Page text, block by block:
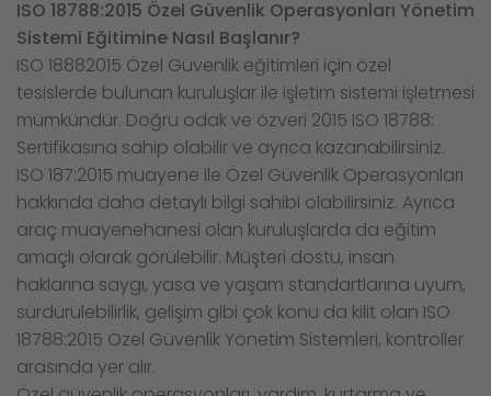
ISO 18788:2015 Özel Güvenlik Operasyonları Yönetim
Sistemi Eğitimine Nasıl Başlanır?
ISO 18882015 Özel Güvenlik eğitimleri için özel
tesislerde bulunan kuruluşlar ile işletim sistemi işletmesi
mümkündür. Doğru odak ve özveri 2015 ISO 18788:
Sertifikasına sahip olabilir ve ayrıca kazanabilirsiniz.
ISO 187:2015 muayene ile Özel Güvenlik Operasyonları
hakkında daha detaylı bilgi sahibi olabilirsiniz. Ayrıca
araç muayenehanesi olan kuruluşlarda da eğitim
amaçlı olarak görülebilir. Müşteri dostu, insan
haklarına saygı, yasa ve yaşam standartlarına uyum,
sürdürülebilirlik, gelişim gibi çok konu da kilit olan ISO
18788:2015 Özel Güvenlik Yönetim Sistemleri, kontroller
arasında yer alır.